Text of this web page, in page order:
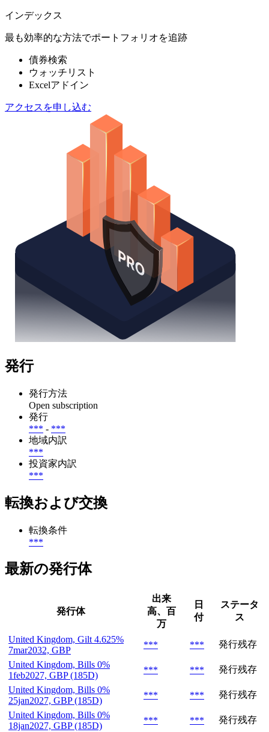
インデックス
最も効率的な方法でポートフォリオを追跡
債券検索
ウォッチリスト
Excelアドイン
アクセスを申し込む
発行
発行方法
Open subscription
発行
*** - ***
地域内訳
***
投資家内訳
***
転換および交換
転換条件
***
最新の発行体
発行体
出来
高、百
万
日
付
ステータ
ス
United Kingdom, Gilt 4.625%
7mar2032, GBP
*** ***
発行残存
United Kingdom, Bills 0%
1feb2027, GBP (185D)
*** ***
発行残存
United Kingdom, Bills 0%
25jan2027, GBP (185D)
*** ***
発行残存
United Kingdom, Bills 0%
18jan2027, GBP (185D)
*** ***
発行残存